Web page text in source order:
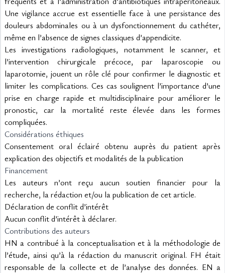
Une vigilance accrue est essentielle face à une persistance des
douleurs abdominales ou à un dysfonctionnement du cathéter,
même en l’absence de signes classiques d’appendicite.
Les investigations radiologiques, notamment le scanner, et
l’intervention chirurgicale précoce, par laparoscopie ou
laparotomie, jouent un rôle clé pour confirmer le diagnostic et
limiter les complications. Ces cas soulignent l’importance d’une
prise en charge rapide et multidisciplinaire pour améliorer le
pronostic, car la mortalité reste élevée dans les formes
compliquées.
Considérations éthiques
Consentement oral éclairé obtenu auprès du patient après
explication des objectifs et modalités de la publication
Financement
Les auteurs n’ont reçu aucun soutien financier pour la
recherche, la rédaction et/ou la publication de cet article.
Déclaration de conflit d’intérêt
Aucun conflit d’intérêt à déclarer.
Contributions des auteurs
HN a contribué à la conceptualisation et à la méthodologie de
l’étude, ainsi qu’à la rédaction du manuscrit original. FH était
responsable de la collecte et de l’analyse des données. EN a